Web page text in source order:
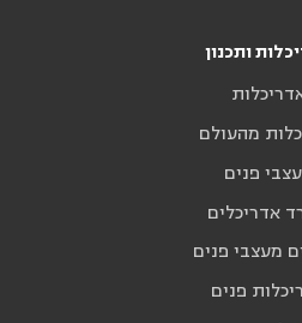
ותכנון
מהעולם
פנים
אדריכלים
מעצבי פנים
פנים